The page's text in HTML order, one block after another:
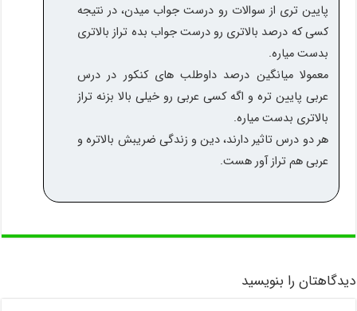
پایین تری از سوالات رو درست جواب میدن، در نتیجه
کسی که درصد بالاتری رو درست جواب بده تراز بالاتری
بدست میاره.
معمولا میانگین درصد داوطلب های کنکور در درس
عربی پایین تره و اگه کسی عربی رو خیلی بالا بزنه تراز
بالاتری بدست میاره.
هر دو درس تاثیر دارند، دین و زندگی ضریبش بالاتره و
عربی هم تراز آور هست.
دیدگاهتان را بنویسید